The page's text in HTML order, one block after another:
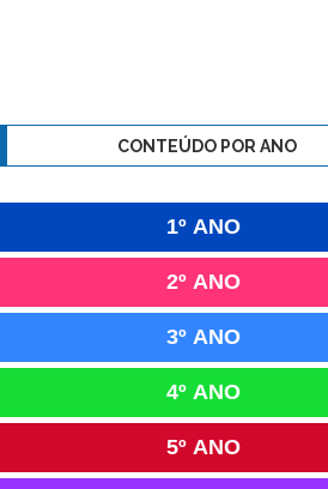
CONTEÚDO POR ANO
1º ANO
2º ANO
3º ANO
4º ANO
5º ANO